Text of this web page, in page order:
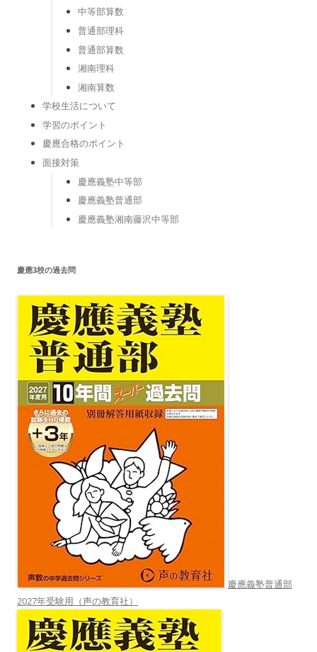
中等部算数
普通部理科
普通部算数
湘南理科
湘南算数
学校生活について
学習のポイント
慶應合格のポイント
面接対策
慶應義塾中等部
慶應義塾普通部
慶應義塾湘南藤沢中等部
慶應3校の過去問
慶應義塾普通部
2027年受験用（声の教育社）